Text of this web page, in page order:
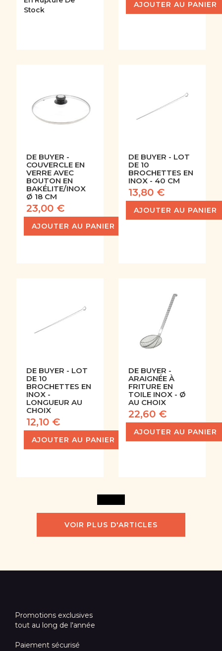
Stock
AJOUTER AU PANIER
DE BUYER -
COUVERCLE EN
VERRE AVEC
BOUTON EN
BAKÉLITE/INOX
Ø 18 CM
23,00 €
AJOUTER AU PANIER
DE BUYER - LOT
DE 10
BROCHETTES EN
INOX - 40 CM
13,80 €
AJOUTER AU PANIER
DE BUYER - LOT
DE 10
BROCHETTES EN
INOX -
LONGUEUR AU
CHOIX
12,10 €
AJOUTER AU PANIER
DE BUYER -
ARAIGNÉE À
FRITURE EN
TOILE INOX - Ø
AU CHOIX
22,60 €
AJOUTER AU PANIER
12 CM
22,60 €
AJOUTER AU PANIER